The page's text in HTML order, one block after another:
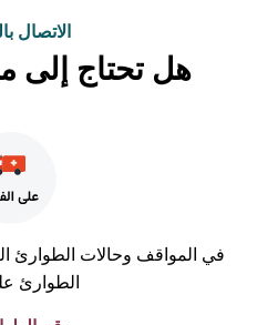
الاتصال
هل تحتاج إلى
المواقف وحالات الطوارئ التي
الطوارئ على